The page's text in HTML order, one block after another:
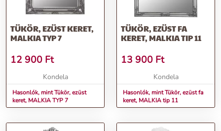
TÜKÖR, EZÜST KERET,
MALKIA TYP 7
12 900 Ft
Kondela
Hasonlók, mint Tükör, ezüst
keret, MALKIA TYP 7
TÜKÖR, EZÜST FA
KERET, MALKIA TIP 11
13 900 Ft
Kondela
Hasonlók, mint Tükör, ezüst fa
keret, MALKIA tip 11